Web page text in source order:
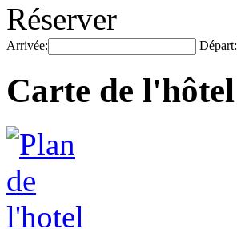
Réserver
Arrivée: Départ:
Carte de l'hôtel